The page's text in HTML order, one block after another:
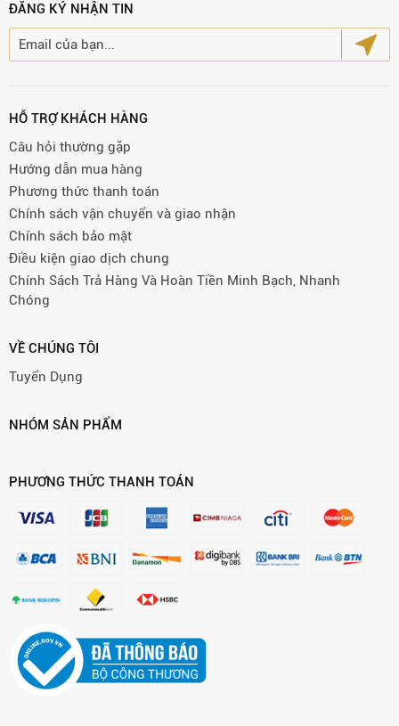
ĐĂNG KÝ NHẬN TIN
HỖ TRỢ KHÁCH HÀNG
Câu hỏi thường gặp
Hướng dẫn mua hàng
Phương thức thanh toán
Chính sách vận chuyển và giao nhận
Chính sách bảo mật
Điều kiện giao dịch chung
Chính Sách Trả Hàng Và Hoàn Tiền Minh Bạch, Nhanh
Chóng
VỀ CHÚNG TÔI
Tuyển Dụng
NHÓM SẢN PHẨM
PHƯƠNG THỨC THANH TOÁN